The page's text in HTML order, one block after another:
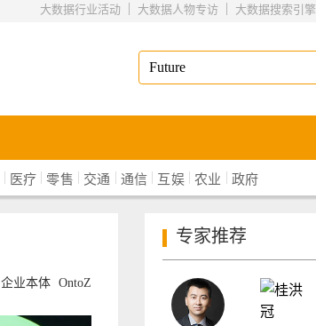
大数据搜索引擎
|
大数据人物专访
|
大数据行业活动
| 医疗 | 零售 | 交通 | 通信 | 互娱 | 农业 | 政府
企业本体 OntoZ
专家推荐